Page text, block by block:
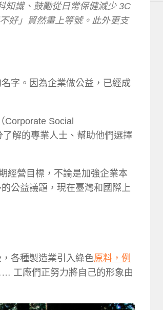
知識、鼓勵從日常保健減少 3C
好」貿然畫上等號。此外更支
字。因為企業做公益，已經成
Corporate Social
解的專業人士、幫助他們選擇
經營目標，不論是加強企業本
公益議題，現在臺灣和國際上
各種製造業引入綠色原料，例
工廠們正努力將自己的形象由